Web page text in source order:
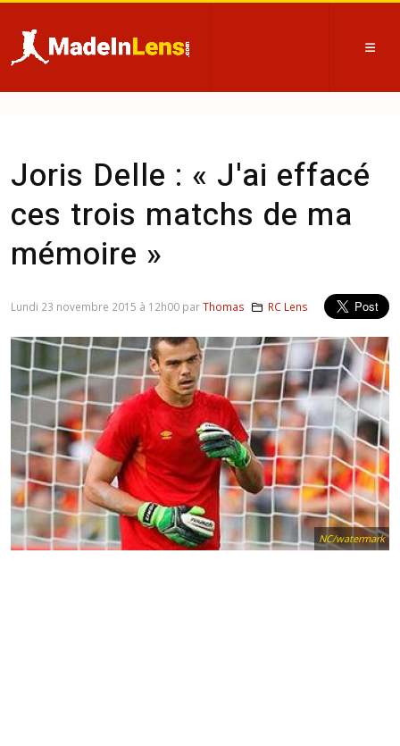
Joris Delle : « J'ai effacé
ces trois matchs de ma
mémoire »
NC/watermark
Lundi 23 novembre 2015 à 12h00 parThomas RC Lens